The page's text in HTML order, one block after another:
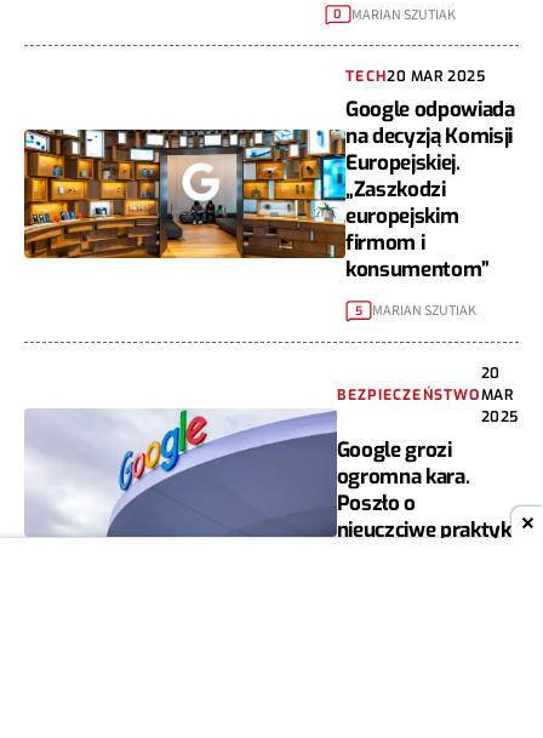
0 MARIAN SZUTIAK
TECH20 MAR 2025
Google odpowiada
na decyzją Komisji
Europejskiej.
„Zaszkodzi
europejskim
firmom i
konsumentom”
5 MARIAN SZUTIAK
BEZPIECZEŃSTWO
20
MAR
2025
Google grozi
ogromna kara.
Poszło o
nieuczciwe praktyki